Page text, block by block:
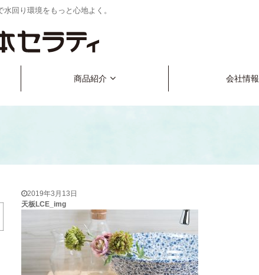
回り環境をもっと心地よく。
商品紹介 会社情報
2019年3月13日
天板LCE_img